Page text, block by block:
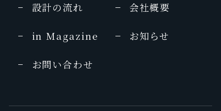
設計の流れ 会社概要
in Magazine お知らせ
お問い合わせ